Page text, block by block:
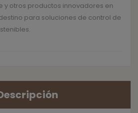
y otros productos innovadores en
para soluciones de control de